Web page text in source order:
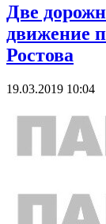
Две
движение
Ростова
19.03.2019 10:04